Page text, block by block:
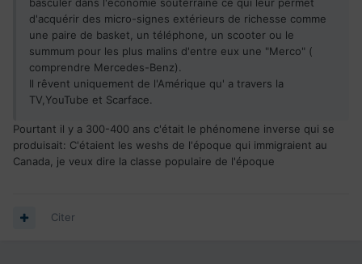
basculer dans l'économie souterraine ce qui leur permet
d'acquérir des micro-signes extérieurs de richesse comme
une paire de basket, un téléphone, un scooter ou le
summum pour les plus malins d'entre eux une "Merco" (
comprendre Mercedes-Benz).
Il rêvent uniquement de l'Amérique qu' a travers la
TV,YouTube et Scarface.
Pourtant il y a 300-400 ans c'était le phénomene inverse qui se
produisait: C'étaient les weshs de l'époque qui immigraient au
Canada, je veux dire la classe populaire de l'époque
Citer